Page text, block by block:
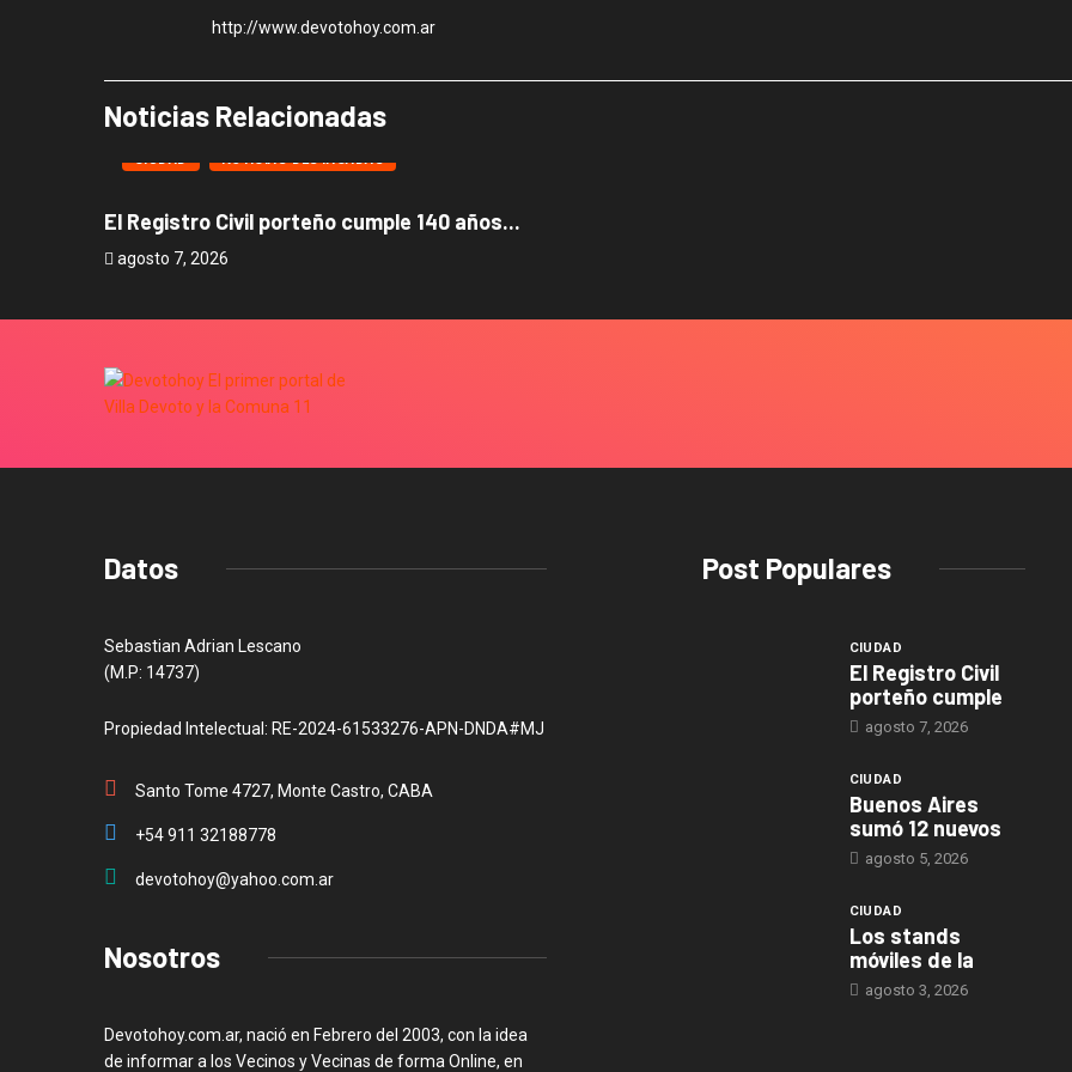
http://www.devotohoy.com.ar
Noticias Relacionadas
CIUDAD NOTICIAS DESTACADAS
El Registro Civil porteño cumple 140 años...
agosto 7, 2026
Datos
Sebastian Adrian Lescano
(M.P: 14737)
Propiedad Intelectual: RE-2024-61533276-APN-DNDA#MJ
Santo Tome 4727, Monte Castro, CABA
+54 911 32188778
devotohoy@yahoo.com.ar
Nosotros
Devotohoy.com.ar, nació en Febrero del 2003, con la idea
de informar a los Vecinos y Vecinas de forma Online, en
Post Populares
CIUDAD
El Registro Civil
porteño cumple
agosto 7, 2026
CIUDAD
Buenos Aires
sumó 12 nuevos
agosto 5, 2026
CIUDAD
Los stands
móviles de la
agosto 3, 2026